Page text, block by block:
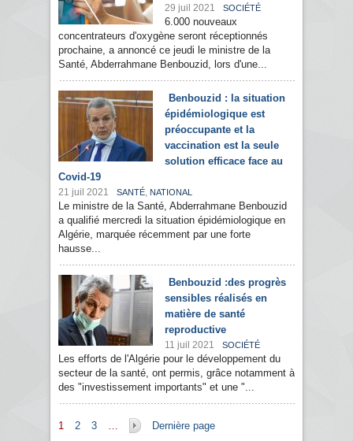
29 juil 2021 SOCIÉTÉ
6.000 nouveaux
concentrateurs d'oxygène seront réceptionnés
prochaine, a annoncé ce jeudi le ministre de la
Santé, Abderrahmane Benbouzid, lors d'une...
Benbouzid : la situation
épidémiologique est
préoccupante et la
vaccination est la seule
solution efficace face au
Covid-19
21 juil 2021 SANTÉ, NATIONAL
Le ministre de la Santé, Abderrahmane Benbouzid
a qualifié mercredi la situation épidémiologique en
Algérie, marquée récemment par une forte
hausse...
Benbouzid :des progrès
sensibles réalisés en
matière de santé
reproductive
11 juil 2021 SOCIÉTÉ
Les efforts de l'Algérie pour le développement du
secteur de la santé, ont permis, grâce notamment à
des "investissement importants" et une "...
Pages
1 2 3 … Dernière page